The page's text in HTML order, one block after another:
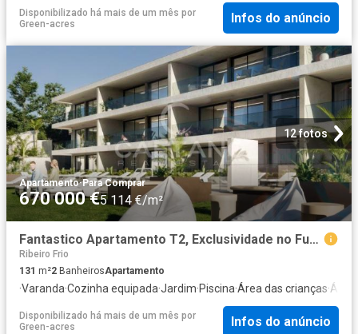
Disponibilizado há mais de um mês por
Green-acres
Infos do anúncio
12 fotos
Apartamento·Para Comprar
670 000 €5 114 €/m²
Fantastico Apartamento T2, Exclusividade no Funchal: As Últi. 131m² Imaculado coração de maria
Ribeiro Frio
131 m²2 BanheirosApartamento
·Varanda·Cozinha equipada·Jardim·Piscina·Área das crianças·Área
Disponibilizado há mais de um mês por
Green-acres
Infos do anúncio